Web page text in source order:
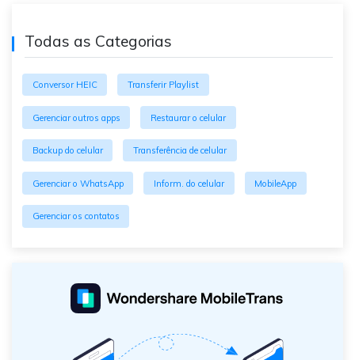
Todas as Categorias
Conversor HEIC Transferir Playlist
Gerenciar outros apps Restaurar o celular
Backup do celular Transferência de celular
Gerenciar o WhatsApp Inform. do celular MobileApp
Gerenciar os contatos